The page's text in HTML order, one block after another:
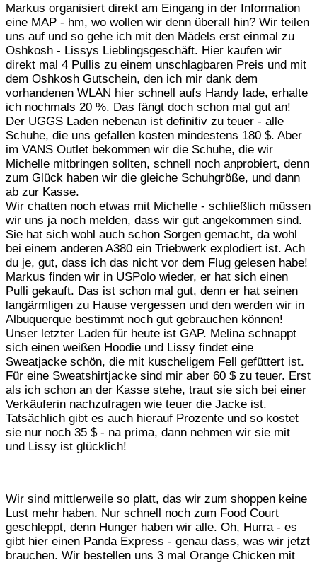
Markus organisiert direkt am Eingang in der Information
eine MAP - hm, wo wollen wir denn überall hin? Wir teilen
uns auf und so gehe ich mit den Mädels erst einmal zu
Oshkosh - Lissys Lieblingsgeschäft. Hier kaufen wir
direkt mal 4 Pullis zu einem unschlagbaren Preis und mit
dem Oshkosh Gutschein, den ich mir dank dem
vorhandenen WLAN hier schnell aufs Handy lade, erhalte
ich nochmals 20 %. Das fängt doch schon mal gut an!
Der UGGS Laden nebenan ist definitiv zu teuer - alle
Schuhe, die uns gefallen kosten mindestens 180 $. Aber
im VANS Outlet bekommen wir die Schuhe, die wir
Michelle mitbringen sollten, schnell noch anprobiert, denn
zum Glück haben wir die gleiche Schuhgröße, und dann
ab zur Kasse.
Wir chatten noch etwas mit Michelle - schließlich müssen
wir uns ja noch melden, dass wir gut angekommen sind.
Sie hat sich wohl auch schon Sorgen gemacht, da wohl
bei einem anderen A380 ein Triebwerk explodiert ist. Ach
du je, gut, dass ich das nicht vor dem Flug gelesen habe!
Markus finden wir in USPolo wieder, er hat sich einen
Pulli gekauft. Das ist schon mal gut, denn er hat seinen
langärmligen zu Hause vergessen und den werden wir in
Albuquerque bestimmt noch gut gebrauchen können!
Unser letzter Laden für heute ist GAP. Melina schnappt
sich einen weißen Hoodie und Lissy findet eine
Sweatjacke schön, die mit kuscheligem Fell gefüttert ist.
Für eine Sweatshirtjacke sind mir aber 60 $ zu teuer. Erst
als ich schon an der Kasse stehe, traut sie sich bei einer
Verkäuferin nachzufragen wie teuer die Jacke ist.
Tatsächlich gibt es auch hierauf Prozente und so kostet
sie nur noch 35 $ - na prima, dann nehmen wir sie mit
und Lissy ist glücklich!
Wir sind mittlerweile so platt, das wir zum shoppen keine
Lust mehr haben. Nur schnell noch zum Food Court
geschleppt, denn Hunger haben wir alle. Oh, Hurra - es
gibt hier einen Panda Express - genau dass, was wir jetzt
brauchen. Wir bestellen uns 3 mal Orange Chicken mit